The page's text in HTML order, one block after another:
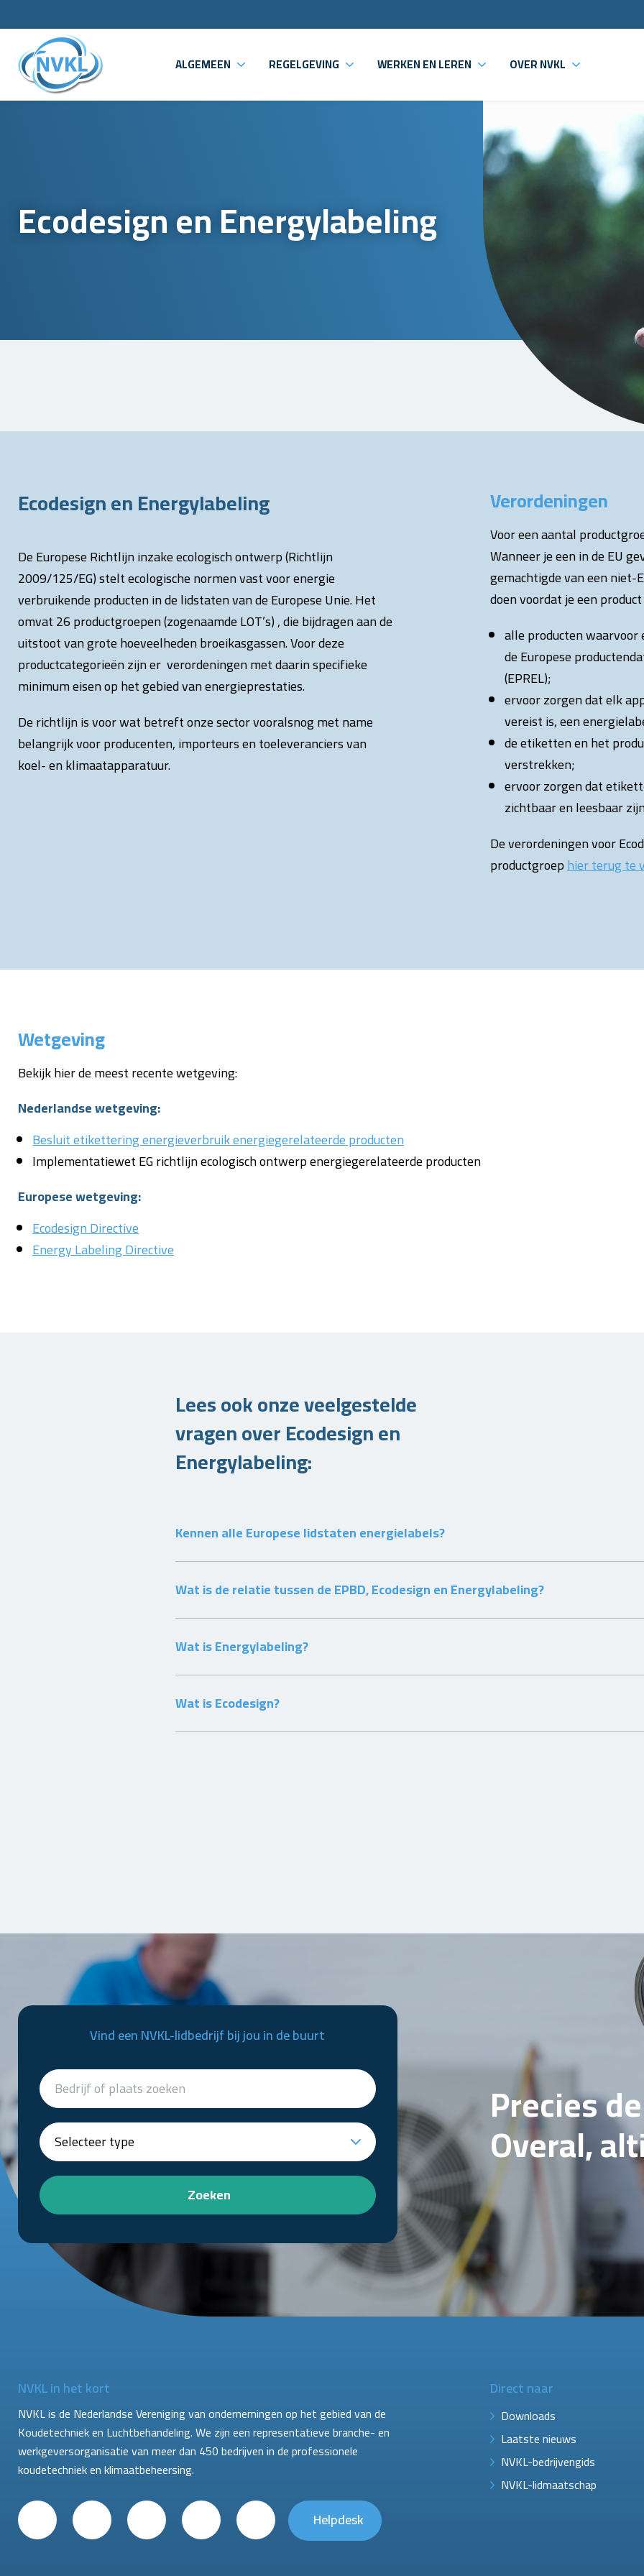
ALGEMEEN REGELGEVING WERKEN EN LEREN OVER NVKL
Ecodesign en Energylabeling
Ecodesign en Energylabeling
De Europese Richtlijn inzake ecologisch ontwerp (Richtlijn
2009/125/EG) stelt ecologische normen vast voor energie
verbruikende producten in de lidstaten van de Europese Unie. Het
omvat 26 productgroepen (zogenaamde LOT’s) , die bijdragen aan de
uitstoot van grote hoeveelheden broeikasgassen. Voor deze
productcategorieën zijn er verordeningen met daarin specifieke
minimum eisen op het gebied van energieprestaties.
De richtlijn is voor wat betreft onze sector vooralsnog met name
belangrijk voor producenten, importeurs en toeleveranciers van
koel- en klimaatapparatuur.
Verordeningen
Voor een aantal
Wanneer je een in de EU
gemachtigde van een
doen voordat je een
alle producten
de Europese
(EPREL);
ervoor zorgen dat elk
vereist is, een
de etiketten en het
verstrekken;
ervoor zorgen dat
zichtbaar en leesbaar
De verordeningen voor
productgroephierterug te
Wetgeving
Bekijk hier de meest recente wetgeving:
Nederlandse wetgeving:
Besluit etikettering energieverbruik energiegerelateerde producten
Implementatiewet EG richtlijn ecologisch ontwerp energiegerelateerde producten
Europese wetgeving:
Ecodesign Directive
Energy Labeling Directive
Lees ook onze veelgestelde
vragen over Ecodesign en
Energylabeling:
Kennen alle Europese lidstaten energielabels?
Wat is de relatie tussen de EPBD, Ecodesign en Energylabeling?
Wat is Energylabeling?
Wat is Ecodesign?
Vind een NVKL-lidbedrijf bij jou in de buurt
Zoeken
Precies
Overal,
NVKL in het kort
NVKL is de Nederlandse Vereniging van ondernemingen op het gebied van de
Koudetechniek en Luchtbehandeling. We zijn een representatieve branche- en
werkgeversorganisatie van meer dan 450 bedrijven in de professionele
koudetechniek en klimaatbeheersing.
Helpdesk
Direct naar
Downloads
Laatste nieuws
NVKL-bedrijvengids
NVKL-lidmaatschap